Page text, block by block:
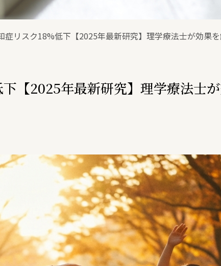
症リスク18%低下【2025年最新研究】理学療法士が効果
【2025年最新研究】理学療法士